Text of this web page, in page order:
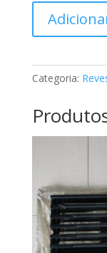
Forra
tejadilho
A2186900750
7L34
Categoria: